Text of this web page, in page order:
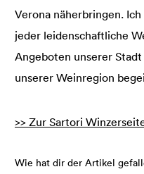
Verona näherbringen.
jeder leidenschaftliche
Angeboten unserer
unserer Weinregion
>> Zur Sartori
Wie hat dir der Artikel